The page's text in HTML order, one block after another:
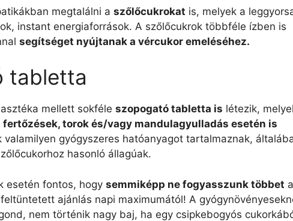
megtalálni a szőlőcukrokat is, melyek a
instant energiaforrások. A szőlőcukrok többféle ízben is
segítséget nyújtanak a vércukor emeléséhez.
tabletta
mellett sokféle szopogató tabletta is létezik,
torok és/vagy mandulagyulladás esetén is
valamilyen gyógyszeres hatóanyagot tartalmaznak,
hasonló állagúak.
esetén fontos, hogy semmiképp ne fogyasszunk többet a
ajánlás napi maximumától! A
nem történik nagy baj, ha egy csipkebogyós